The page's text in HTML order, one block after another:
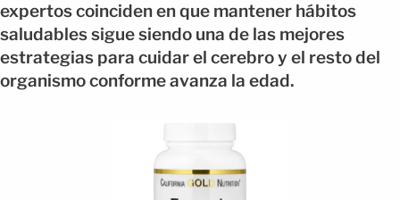
expertos coinciden en que mantener hábitos
saludables sigue siendo una de las mejores
estrategias para cuidar el cerebro y el resto del
organismo conforme avanza la edad.